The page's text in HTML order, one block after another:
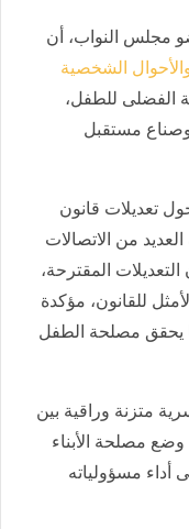
مجلس النواب، أن
الشخصية
الفضلى للطفل،
وصناع مستقبل
تعديلات قانون
من الاتصالات
المقترحة،
للقانون، مؤكدة
يحقق مصلحة الطفل
متزنة وراقية بين
وضع مصلحة الأبناء
مسؤولياته